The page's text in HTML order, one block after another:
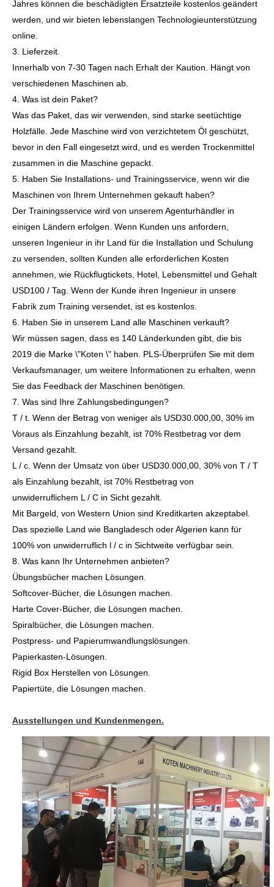
Jahres können die beschädigten Ersatzteile kostenlos geändert
werden, und wir bieten lebenslangen Technologieunterstützung
online.
3. Lieferzeit.
Innerhalb von 7-30 Tagen nach Erhalt der Kaution. Hängt von
verschiedenen Maschinen ab.
4. Was ist dein Paket?
Was das Paket, das wir verwenden, sind starke seetüchtige
Holzfälle. Jede Maschine wird von verzichtetem Öl geschützt,
bevor in den Fall eingesetzt wird, und es werden Trockenmittel
zusammen in die Maschine gepackt.
5. Haben Sie Installations- und Trainingsservice, wenn wir die
Maschinen von Ihrem Unternehmen gekauft haben?
Der Trainingsservice wird von unserem Agenturhändler in
einigen Ländern erfolgen. Wenn Kunden uns anfordern,
unseren Ingenieur in ihr Land für die Installation und Schulung
zu versenden, sollten Kunden alle erforderlichen Kosten
annehmen, wie Rückflugtickets, Hotel, Lebensmittel und Gehalt
USD100 / Tag. Wenn der Kunde ihren Ingenieur in unsere
Fabrik zum Training versendet, ist es kostenlos.
6. Haben Sie in unserem Land alle Maschinen verkauft?
Wir müssen sagen, dass es 140 Länderkunden gibt, die bis
2019 die Marke \"Koten \" haben. PLS-Überprüfen Sie mit dem
Verkaufsmanager, um weitere Informationen zu erhalten, wenn
Sie das Feedback der Maschinen benötigen.
7. Was sind Ihre Zahlungsbedingungen?
T / t. Wenn der Betrag von weniger als USD30.000,00, 30% im
Voraus als Einzahlung bezahlt, ist 70% Restbetrag vor dem
Versand gezahlt.
L / c. Wenn der Umsatz von über USD30.000,00, 30% von T / T
als Einzahlung bezahlt, ist 70% Restbetrag von
unwiderruflichem L / C in Sicht gezahlt.
Mit Bargeld, von Western Union sind Kreditkarten akzeptabel.
Das spezielle Land wie Bangladesch oder Algerien kann für
100% von unwiderruflich l / c in Sichtweite verfügbar sein.
8. Was kann Ihr Unternehmen anbieten?
Übungsbücher machen Lösungen.
Softcover-Bücher, die Lösungen machen.
Harte Cover-Bücher, die Lösungen machen.
Spiralbücher, die Lösungen machen.
Postpress- und Papierumwandlungslösungen.
Papierkasten-Lösungen.
Rigid Box Herstellen von Lösungen.
Papiertüte, die Lösungen machen.
Ausstellungen und Kundenmengen.